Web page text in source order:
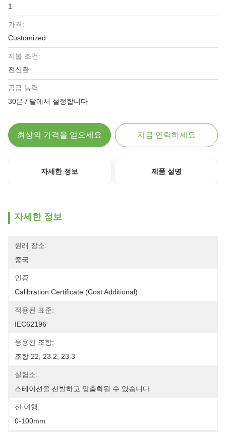
1
가격:
Customized
지불 조건:
전신환
공급 능력:
30은 / 달에서 설정합니다
최상의 가격을 얻으세요 지금 연락하세요
자세한 정보 제품 설명
자세한 정보
원래 장소:
중국
인증:
Calibration Certificate (Cost Additional)
적용된 표준:
IEC62196
응용된 조항:
조항 22, 23.2, 23.3
실험소:
스테이션을 선발하고 맞춤화될 수 있습니다
선 여행:
0-100mm